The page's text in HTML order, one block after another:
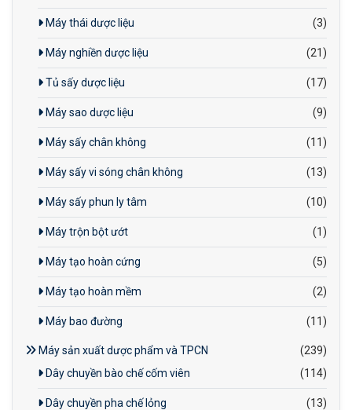
Máy thái dược liệu (3)
Máy nghiền dược liệu (21)
Tủ sấy dược liệu (17)
Máy sao dược liệu (9)
Máy sấy chân không (11)
Máy sấy vi sóng chân không (13)
Máy sấy phun ly tâm (10)
Máy trộn bột ướt (1)
Máy tạo hoàn cứng (5)
Máy tạo hoàn mềm (2)
Máy bao đường (11)
Máy sản xuất dược phẩm và TPCN
(239)
Dây chuyền bào chế cốm viên
(114)
Dây chuyền pha chế lỏng (13)